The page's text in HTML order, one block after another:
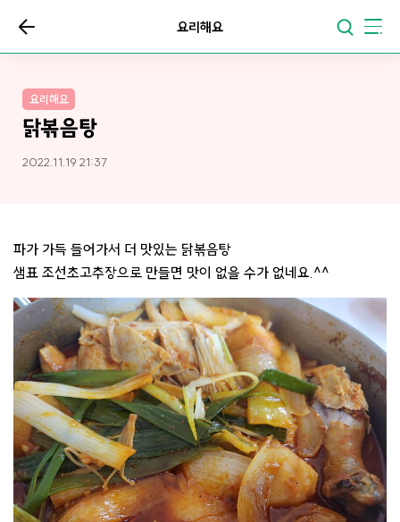
요리해요
요리해요
닭볶음탕
2022.11.19 21:37
파가 가득 들어가서 더 맛있는 닭볶음탕
샘표 조선초고추장으로 만들면 맛이 없을 수가 없네요.^^